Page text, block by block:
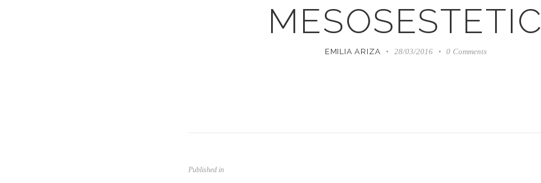
EMILIA ARIZA 28/03/2016 0 Comments
Published in